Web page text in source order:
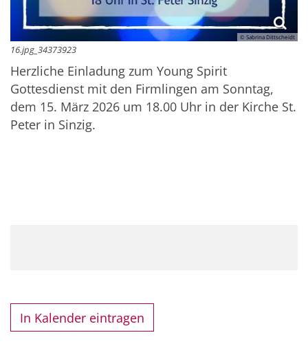
© Sabrina Dittscheidt
16.jpg_34373923
Herzliche Einladung zum Young Spirit
Gottesdienst mit den Firmlingen am Sonntag,
dem 15. März 2026 um 18.00 Uhr in der Kirche St.
Peter in Sinzig.
In Kalender eintragen